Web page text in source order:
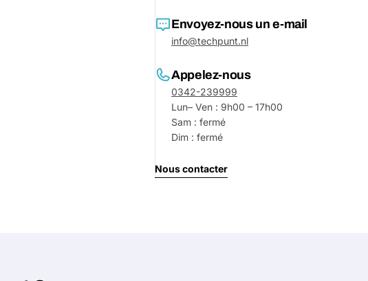
Envoyez-nous un e-mail
info@techpunt.nl
Appelez-nous
0342-239999
Lun– Ven : 9h00 – 17h00
Sam : fermé
Dim : fermé
Nous contacter